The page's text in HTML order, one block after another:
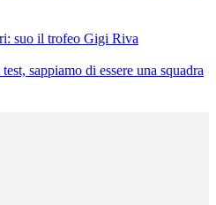
suo il trofeo Gigi Riva
sappiamo di essere una squadra